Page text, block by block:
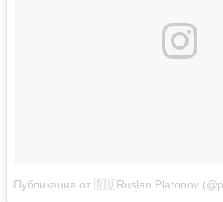
Публикация от 🇷🇺Ruslan Platonov